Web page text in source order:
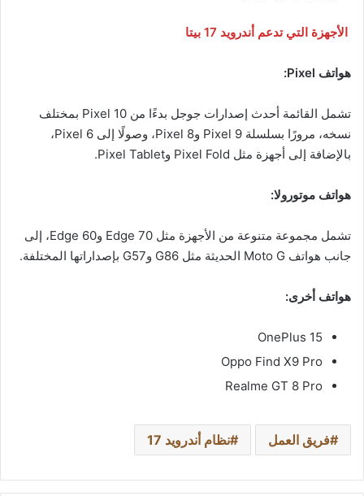
الأجهزة التي تدعم أندرويد 17 بيتا
هواتف Pixel:
تشمل القائمة أحدث إصدارات جوجل بدءًا من Pixel 10 بمختلف
نسخه، مرورًا بسلسلة Pixel 9 وPixel 8، وصولًا إلى Pixel 6،
بالإضافة إلى أجهزة مثل Pixel Fold وPixel Tablet.
هواتف موتورولا:
تشمل مجموعة متنوعة من الأجهزة مثل Edge 70 وEdge 60، إلى
جانب هواتف Moto G الحديثة مثل G86 وG57 بإصداراتها المختلفة.
هواتف أخرى:
OnePlus 15
Oppo Find X9 Pro
Realme GT 8 Pro
فريق العمل نظام أندرويد 17